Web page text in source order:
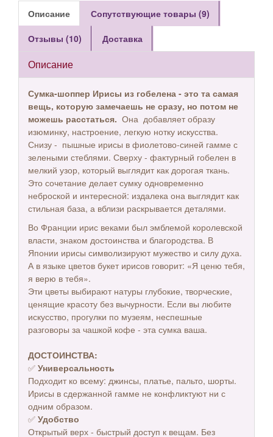
Описание Сопутствующие товары (9)
Отзывы (10) Доставка
Описание
Сумка-шоппер Ирисы из гобелена - это та самая
вещь, которую замечаешь не сразу, но потом не
можешь расстаться. Она добавляет образу
изюминку, настроение, легкую нотку искусства.
Снизу - пышные ирисы в фиолетово-синей гамме с
зелеными стеблями. Сверху - фактурный гобелен в
мелкий узор, который выглядит как дорогая ткань.
Это сочетание делает сумку одновременно
неброской и интересной: издалека она выглядит как
стильная база, а вблизи раскрывается деталями.
Во Франции ирис веками был эмблемой королевской
власти, знаком достоинства и благородства. В
Японии ирисы символизируют мужество и силу духа.
А в языке цветов букет ирисов говорит: «Я ценю тебя,
я верю в тебя».
Эти цветы выбирают натуры глубокие, творческие,
ценящие красоту без вычурности. Если вы любите
искусство, прогулки по музеям, неспешные
разговоры за чашкой кофе - эта сумка ваша.
ДОСТОИНСТВА:
✅ Универсальность
Подходит ко всему: джинсы, платье, пальто, шорты.
Ирисы в сдержанной гамме не конфликтуют ни с
одним образом.
✅ Удобство
Открытый верх - быстрый доступ к вещам. Без